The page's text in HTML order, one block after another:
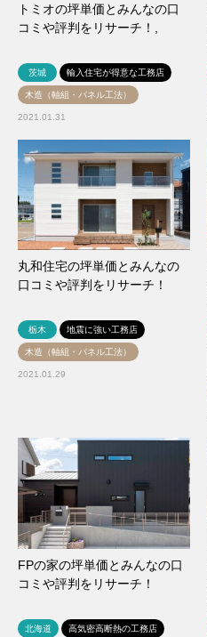
トミオの坪単価とみんなの口
コミや評判をリサーチ！,
茨城 輸入住宅が得意な工務店
木造（軸組・パネル工法）
2021.01.31
丸和住宅の坪単価とみんなの
口コミや評判をリサーチ！
栃木 地震に強い工務店
木造（軸組・パネル工法）
2021.01.29
FPの家の坪単価とみんなの口
コミや評判をリサーチ！
北海道 高気密高断熱の工務店